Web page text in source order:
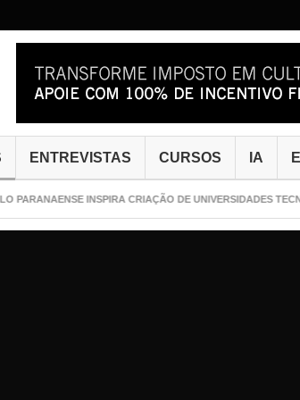
ENTREVISTAS CURSOS IA
PARANAENSE INSPIRA CRIAÇÃO DE UNIVERSIDADES